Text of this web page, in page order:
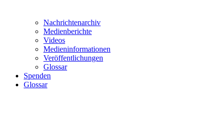
Nachrichtenarchiv
Medienberichte
Videos
Medieninformationen
Veröffentlichungen
Glossar
Spenden
Glossar